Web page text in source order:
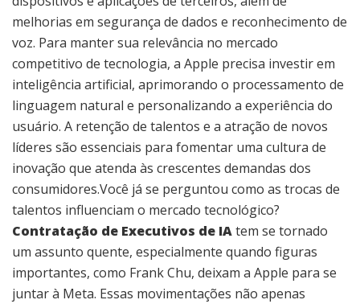
melhorias em segurança de dados e reconhecimento de
voz. Para manter sua relevância no mercado
competitivo de tecnologia, a Apple precisa investir em
inteligência artificial, aprimorando o processamento de
linguagem natural e personalizando a experiência do
usuário. A retenção de talentos e a atração de novos
líderes são essenciais para fomentar uma cultura de
inovação que atenda às crescentes demandas dos
consumidores.Você já se perguntou como as trocas de
talentos influenciam o mercado tecnológico?
Contratação de Executivos de IAtem se tornado
um assunto quente, especialmente quando figuras
importantes, como Frank Chu, deixam a Apple para se
juntar à Meta. Essas movimentações não apenas